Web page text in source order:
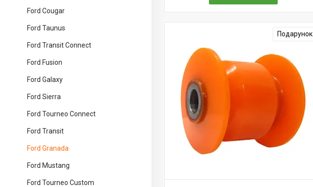
Ford Cougar
Ford Taunus
Ford Transit Connect
Ford Fusion
Ford Galaxy
Ford Sierra
Ford Tourneo Connect
Ford Transit
Ford Granada
Ford Mustang
Ford Tourneo Custom
Подарунок